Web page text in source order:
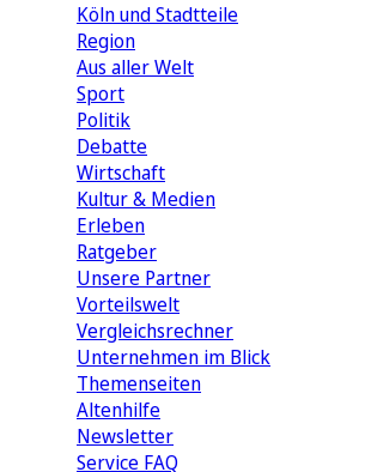
Köln und Stadtteile
Region
Aus aller Welt
Sport
Politik
Debatte
Wirtschaft
Kultur & Medien
Erleben
Ratgeber
Unsere Partner
Vorteilswelt
Vergleichsrechner
Unternehmen im Blick
Themenseiten
Altenhilfe
Newsletter
Service FAQ